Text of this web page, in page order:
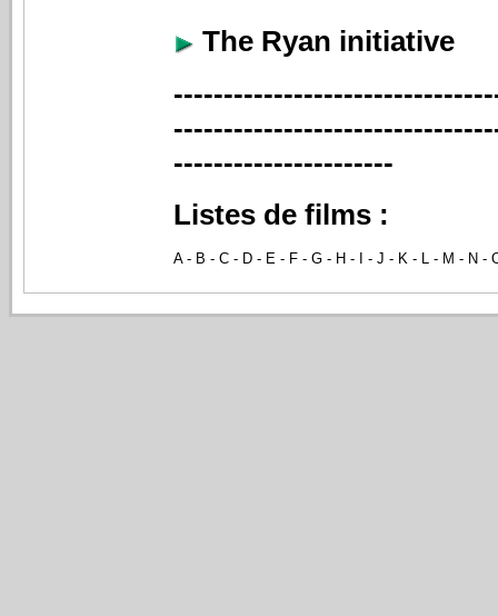
The Ryan initiative
----------------------
Listes de films :
A- B - C- D- E- F- G- H - - J - K- L- M - N -